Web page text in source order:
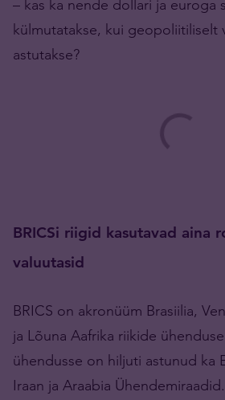
– kas ka nende dollari ja euroga
külmutatakse, kui geopoliitiliselt
astutakse?
BRICSi riigid kasutavad aina
valuutasid
BRICS on akronüüm Brasiilia,
ja Lõuna Aafrika riikide
ühendusse on hiljuti astunud ka
Iraan ja Araabia